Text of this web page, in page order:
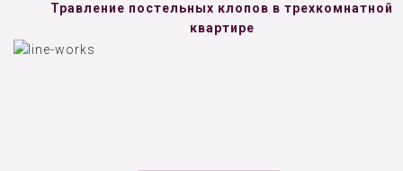
Травление постельных клопов в трехкомнатной
квартире